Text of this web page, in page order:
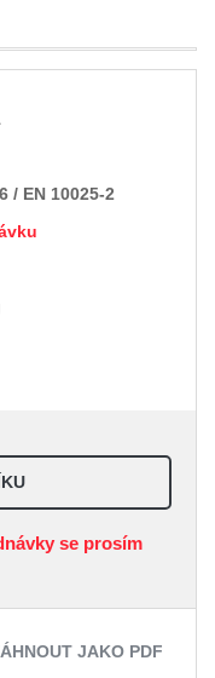
/ EN 10025-2
se prosím
JAKO PDF